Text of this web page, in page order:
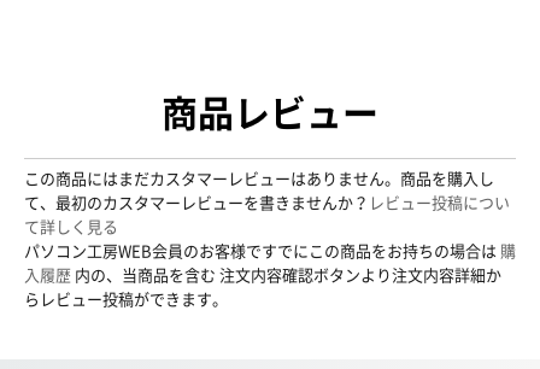
商品レビュー
この商品にはまだカスタマーレビューはありません。商品を購入し
て、最初のカスタマーレビューを書きませんか？ レビュー投稿につい
て詳しく見る
パソコン工房WEB会員のお客様ですでにこの商品をお持ちの場合は 購
入履歴 内の、当商品を含む 注文内容確認ボタンより注文内容詳細か
らレビュー投稿ができます。